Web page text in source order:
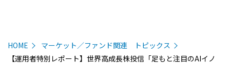
HOME
マーケット／ファンド関連 トピックス
【運用者特別レポート】世界高成長株投信「足もと注目のAIイノ